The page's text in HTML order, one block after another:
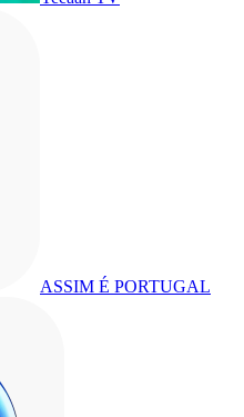
ASSIM É PORTUGAL